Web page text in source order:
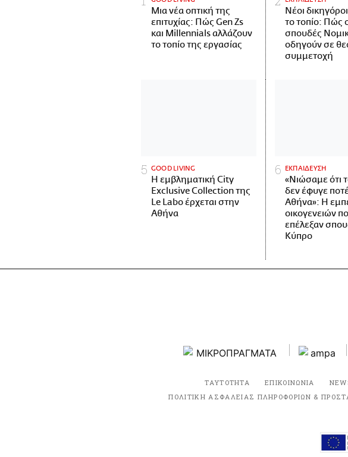
Μια νέα οπτική της
επιτυχίας: Πώς Gen Zs
και Millennials αλλάζουν
το τοπίο της εργασίας
Νέοι
το τοπίο: Πώς
σπουδές
οδηγούν σε
συμμετοχή
GOOD LIVING
Η εμβληματική City
Exclusive Collection της
Le Labo έρχεται στην
Αθήνα
ΕΚΠΑΙΔΕΥΣΗ
«Νιώσαμε ότι
δεν έφυγε
Αθήνα»: Η
οικογενειών
επέλεξαν
Κύπρο
ΤΑΥΤΟΤΗΤΑ ΕΠΙΚΟΙΝΩΝΙΑ
ΠΟΛΙΤΙΚΗ ΑΣΦΑΛΕΙΑΣ ΠΛΗΡΟΦΟΡΙΩΝ &